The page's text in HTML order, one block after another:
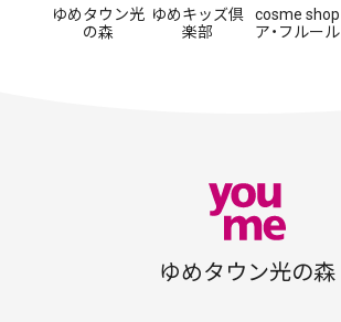
ゆめタウン光
の森
ゆめキッズ倶
楽部
cosme shop
ア・フルール
ゆめタウン光の森